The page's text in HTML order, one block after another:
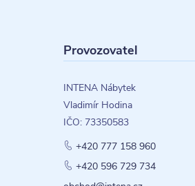
Provozovatel
INTENA Nábytek
Vladimír Hodina
IČO: 73350583
+420 777 158 960
+420 596 729 734